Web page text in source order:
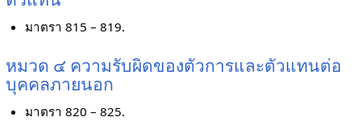
มาตรา 815 – 819.
หมวด ๔ ความรับผิดของตัวการและตัวแทนต่อ
บุคคลภายนอก
มาตรา 820 – 825.